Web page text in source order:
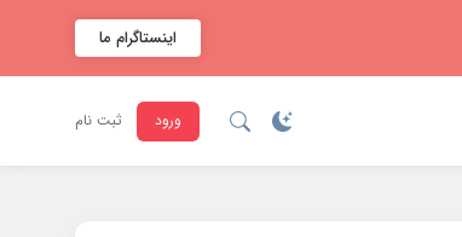
اینستاگرام ما
ورود ثبت نام